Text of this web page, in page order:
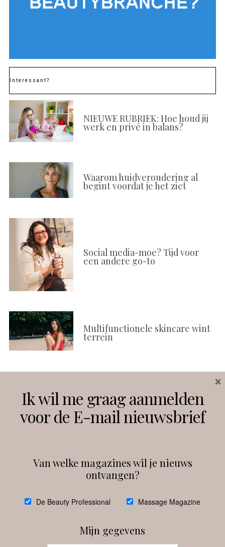
Interessant?
NIEUWE RUBRIEK: Hoe houd jij
werk en privé in balans?
Waarom huidveroudering al
begint voordat je het ziet
Social media-moe? Tijd voor
een andere go-to
Multifunctionele skincare wint
terrein
Instagram Facebook
debeautyprofessional
Ik wil me graag aanmelden
voor de E-mail nieuwsbrief
Van welke magazines wil je nieuws
ontvangen?
De Beauty Professional Massage Magazine
Mijn gegevens
×